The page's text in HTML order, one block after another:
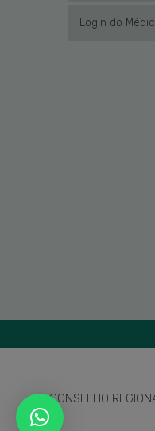
Login do
CONSELHO